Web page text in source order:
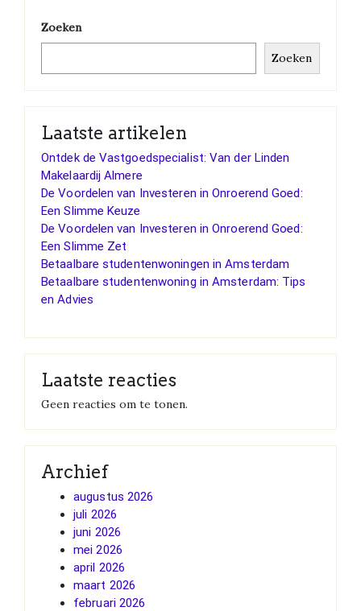
Zoeken
Zoeken
Laatste artikelen
Ontdek de Vastgoedspecialist: Van der Linden
Makelaardij Almere
De Voordelen van Investeren in Onroerend Goed:
Een Slimme Keuze
De Voordelen van Investeren in Onroerend Goed:
Een Slimme Zet
Betaalbare studentenwoningen in Amsterdam
Betaalbare studentenwoning in Amsterdam: Tips
en Advies
Laatste reacties
Geen reacties om te tonen.
Archief
augustus 2026
juli 2026
juni 2026
mei 2026
april 2026
maart 2026
februari 2026